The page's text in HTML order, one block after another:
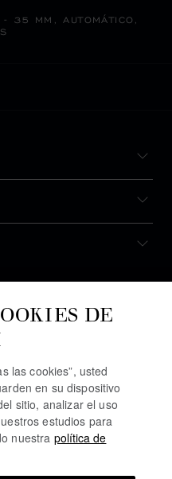
35 MM, AUTOMÁTICO,
PAÍS)
DE
las cookies”, usted
en su dispositivo
sitio, analizar el uso
estudios para
nuestra política de